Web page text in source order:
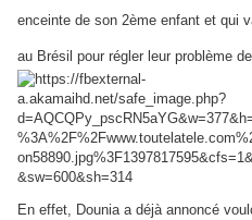
enceinte de son 2ème enfant et qui
au Brésil pour régler leur problème
En effet, Dounia a déjà annoncé